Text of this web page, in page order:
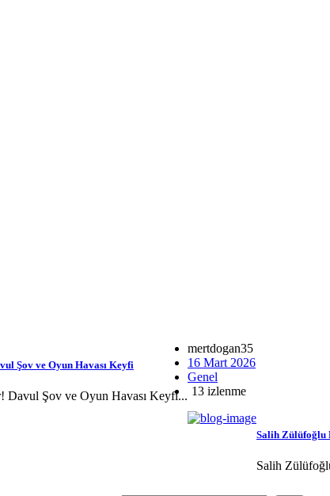
Şov ve Oyun Havası Keyfi
Davul Şov ve Oyun Havası Keyfi...
mertdogan35
16 Mart 2026
Genel
13 izlenme
Salih Zülüfoğlu
Salih